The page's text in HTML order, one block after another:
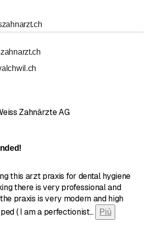
Zahnärzte AG
this arzt praxis for dental hygiene
there is very professional and
praxis is very modern and high
( I am a perfectionist... Più